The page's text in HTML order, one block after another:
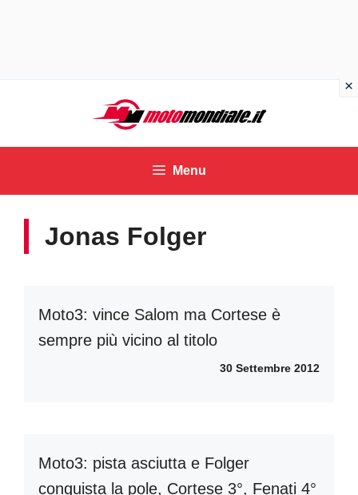
contenuto
Menu
Jonas Folger
Moto3: vince Salom ma Cortese è
sempre più vicino al titolo
30 Settembre 2012
Moto3: pista asciutta e Folger
conquista la pole, Cortese 3°, Fenati 4°